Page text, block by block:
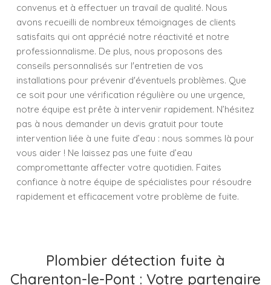
convenus et à effectuer un travail de qualité. Nous
avons recueilli de nombreux témoignages de clients
satisfaits qui ont apprécié notre réactivité et notre
professionnalisme. De plus, nous proposons des
conseils personnalisés sur l'entretien de vos
installations pour prévenir d'éventuels problèmes. Que
ce soit pour une vérification régulière ou une urgence,
notre équipe est prête à intervenir rapidement. N’hésitez
pas à nous demander un devis gratuit pour toute
intervention liée à une fuite d’eau : nous sommes là pour
vous aider ! Ne laissez pas une fuite d’eau
compromettante affecter votre quotidien. Faites
confiance à notre équipe de spécialistes pour résoudre
rapidement et efficacement votre problème de fuite.
Plombier détection fuite à
Charenton-le-Pont : Votre partenaire